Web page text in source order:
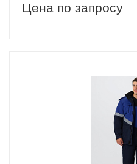
Цена по запросу